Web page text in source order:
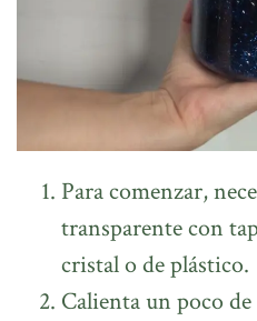
Para comenzar,
transparente con
cristal o de plástico.
Calienta un poco